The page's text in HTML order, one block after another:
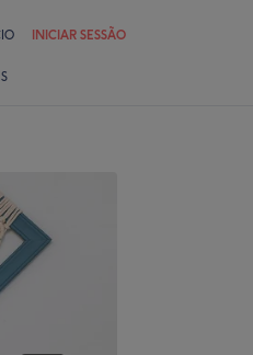
INICIAR SESSÃO